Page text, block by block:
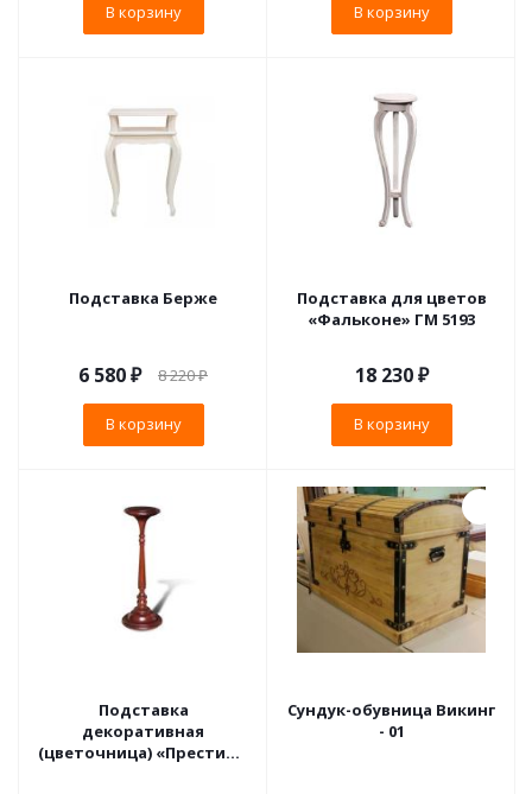
В корзину В корзину
Подставка Берже
6 580₽ 8 220₽
В корзину
Подставка для цветов
«Фальконе» ГМ 5193
18 230₽
В корзину
Подставка
декоративная
(цветочница) «Престиж»
Сундук-обувница Викинг
- 01